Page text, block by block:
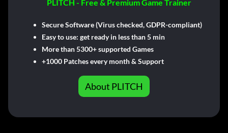
PLITCH - Free & Premium Game Trainer
Secure Software (Virus checked, GDPR-compliant)
Easy to use: get ready in less than 5 min
More than 5300+ supported Games
+1000 Patches every month & Support
About PLITCH